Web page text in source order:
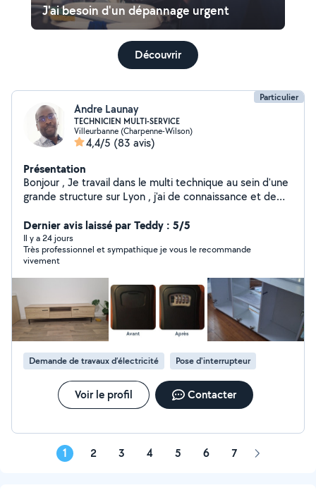
J'ai besoin d'un dépannage urgent
Découvrir
Particulier
Andre Launay
TECHNICIEN MULTI-SERVICE
Villeurbanne (Charpenne-Wilson)
4,4/5 (83 avis)
Présentation
Bonjour , Je travail dans le multi technique au sein d'une
grande structure sur Lyon , j'ai de connaissance et de
de meuble ( armoire , meuble cuisine , * Chauffage et
climatisation * Serrurerie * Peinture * installation réseau
et configuration PC et application * Réparation
d'appareil Electronique * Pause de plancher sol ( en bois
ou plastique ) Je suis à votre disposition pour besoin de
service selon mes multiple compétences éditées .
Dernier avis laissé par Teddy : 5/5
Il y a 24 jours
Très professionnel et sympathique je vous le recommande
vivement
Demande de travaux d’électricité Pose d'interrupteur
Voir le profil Contacter
1 2 3 4 5 6 7 Page